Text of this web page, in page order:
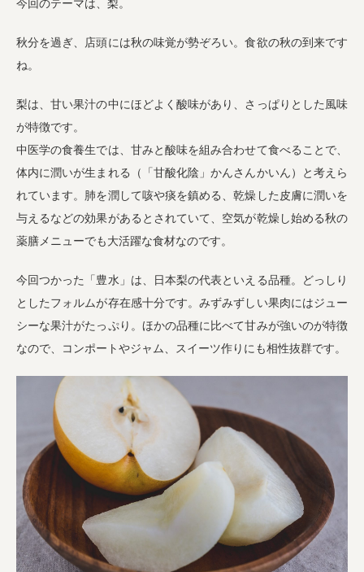
今回のテーマは、梨。
秋分を過ぎ、店頭には秋の味覚が勢ぞろい。食欲の秋の到来です
ね。
梨は、甘い果汁の中にほどよく酸味があり、さっぱりとした風味
が特徴です。
中医学の食養生では、甘みと酸味を組み合わせて食べることで、
体内に潤いが生まれる（「甘酸化陰」かんさんかいん）と考えら
れています。肺を潤して咳や痰を鎮める、乾燥した皮膚に潤いを
与えるなどの効果があるとされていて、空気が乾燥し始める秋の
薬膳メニューでも大活躍な食材なのです。
今回つかった「豊水」は、日本梨の代表といえる品種。どっしり
としたフォルムが存在感十分です。みずみずしい果肉にはジュー
シーな果汁がたっぷり。ほかの品種に比べて甘みが強いのが特徴
なので、コンポートやジャム、スイーツ作りにも相性抜群です。